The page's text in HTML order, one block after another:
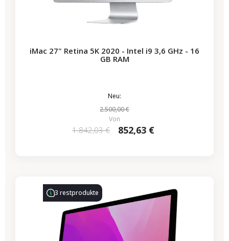
iMac 27" Retina 5K 2020 - Intel i9 3,6 GHz - 16
GB RAM
Neu:
2.500,00 €
Von
1.842,03 € 852,63 €
3 restprodukte